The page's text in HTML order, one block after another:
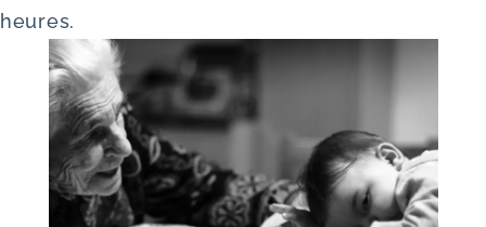
heures.